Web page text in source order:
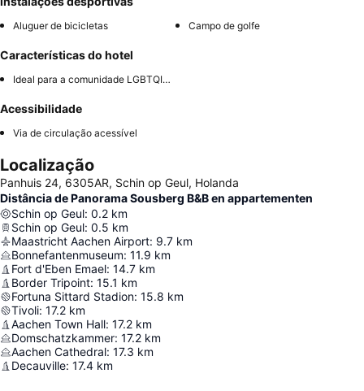
Aluguer de bicicletas Campo de golfe
Características do hotel
Ideal para a comunidade LGBTQIA+
Acessibilidade
Via de circulação acessível
Localização
Panhuis 24, 6305AR, Schin op Geul, Holanda
Distância de Panorama Sousberg B&B en appartementen
Schin op Geul: 0.2 km
Schin op Geul: 0.5 km
Maastricht Aachen Airport: 9.7 km
Bonnefantenmuseum: 11.9 km
Fort d'Eben Emael: 14.7 km
Border Tripoint: 15.1 km
Fortuna Sittard Stadion: 15.8 km
Tivoli: 17.2 km
Aachen Town Hall: 17.2 km
Domschatzkammer: 17.2 km
Aachen Cathedral: 17.3 km
Decauville: 17.4 km